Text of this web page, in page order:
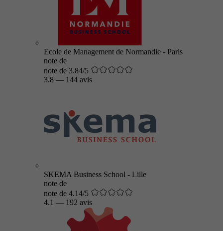
Ecole de Management de Normandie - Paris
note de
note de 3.84/5
3.8 — 144 avis
SKEMA Business School - Lille
note de
note de 4.14/5
4.1 — 192 avis